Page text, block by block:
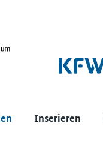
Inserieren